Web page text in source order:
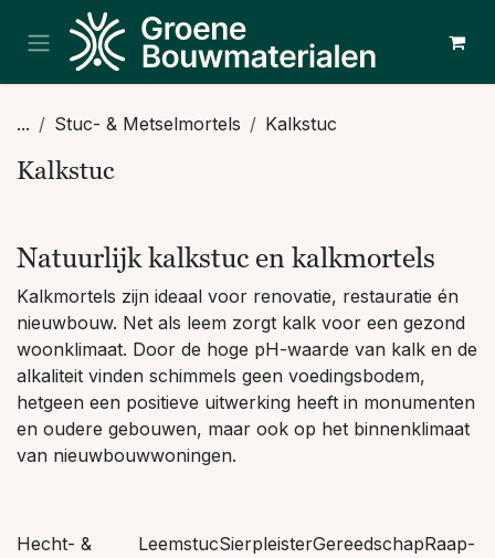
Overslaan naar inhoud
... Stuc- & Metselmortels Kalkstuc
Kalkstuc
Natuurlijk kalkstuc en kalkmortels
Kalkmortels zijn ideaal voor renovatie, restauratie én
nieuwbouw. Net als leem zorgt kalk voor een gezond
woonklimaat. Door de hoge pH-waarde van kalk en de
alkaliteit vinden schimmels geen voedingsbodem,
hetgeen een positieve uitwerking heeft in monumenten
en oudere gebouwen, maar ook op het binnenklimaat
van nieuwbouwwoningen.
Hecht- &
LeemstucSierpleisterGereedschapRaap- &